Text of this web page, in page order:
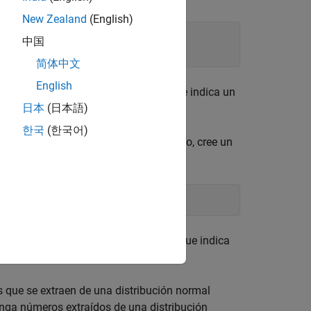
estos valores es casi plano, lo que indica un
uniforme discreta. Por ejemplo, cree un
uniforme discreta.
de estos valores es casi plano, lo que indica
se extraen de una distribución normal
números extraídos de una distribución
New Zealand (English)
中国
简体中文
English
日本 (日本語)
한국 (한국어)